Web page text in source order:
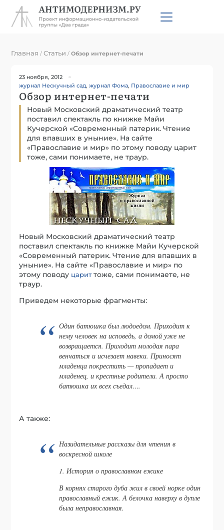
Главная /Статьи /Обзор интернет-печати
23 ноября, 2012
журнал Нескучный сад,журнал Фома, Православие и мир
Обзор интернет-печати
Новый Московский драматический театр
поставил спектакль по книжке Майи
Кучерской «Современный патерик. Чтение
для впавших в уныние». На сайте
«Православие и мир» по этому поводу царит
тоже, сами понимаете, не траур.
Новый Московский драматический театр
поставил спектакль по книжке Майи Кучерской
«Современный патерик. Чтение для впавших в
уныние». На сайте «Православие и мир» по
этому поводу цариттоже, сами понимаете, не
траур.
Приведем некоторые фрагменты:
Один батюшка был людоедом. Приходит к
нему человек на исповедь, а домой уже не
возвращается. Приходит молодая пара
венчаться и исчезает навеки. Приносят
младенца покрестить — пропадает и
младенец, и крестные родители. А просто
батюшка их всех съедал….
А также:
Назидательные рассказы для чтения в
воскресной школе
1. История о православном ежике
В корнях старого дуба жил в своей норке один
православный ежик. А белочка наверху в дупле
была неправославная.